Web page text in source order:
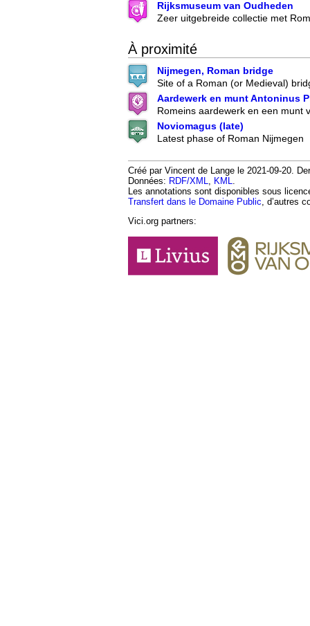
Rijksmuseum van Oudheden
Zeer uitgebreide collectie met
À proximité
Nijmegen, Roman bridge
Site of a Roman (or Medieval)
Aardewerk en munt Antoninus
Romeins aardewerk en een munt
Noviomagus (late)
Latest phase of Roman Nijmegen
Créé par Vincent de Lange le 2021-09-20.
Données: RDF/XML KML
Les annotations sont disponibles sous
Transfert dans le Domaine Public , d’autres
Vici.org partners: